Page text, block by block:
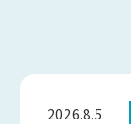
2026.8.5